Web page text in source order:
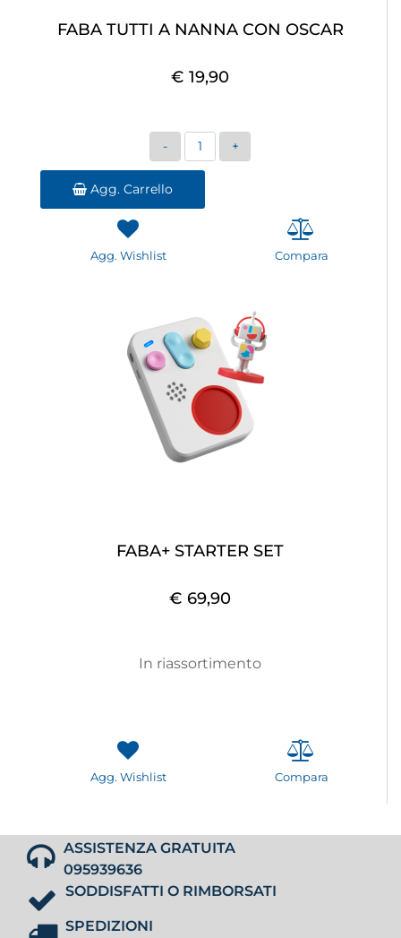
FABA TUTTI A NANNA CON OSCAR
€ 19,90
Quantità
Agg. Carrello
Agg. Wishlist Compara
FABA+ STARTER SET
€ 69,90
In riassortimento
Agg. Wishlist Compara
ASSISTENZA GRATUITA
095939636
SODDISFATTI O RIMBORSATI
SPEDIZIONI